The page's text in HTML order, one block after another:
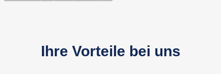
Ihre Vorteile bei uns